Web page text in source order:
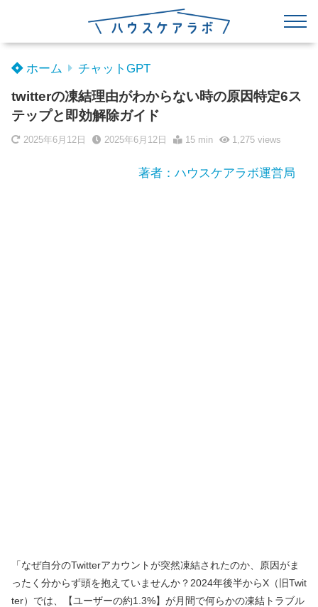
ホーム チャットGPT
twitterの凍結理由がわからない時の原因特定6ス
テップと即効解除ガイド
2025年6月12日 2025年6月12日 15 min 1,275views
著者：ハウスケアラボ運営局
「なぜ自分のTwitterアカウントが突然凍結されたのか、原因がま
ったく分からず頭を抱えていませんか？2024年後半からX（旧Twit
ter）では、【ユーザーの約1.3%】が月間で何らかの凍結トラブル